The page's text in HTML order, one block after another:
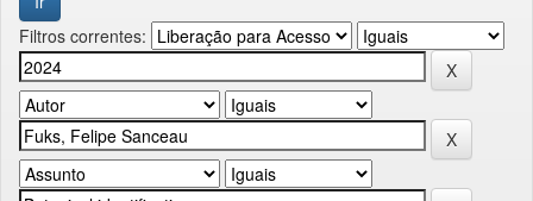
Filtros correntes: